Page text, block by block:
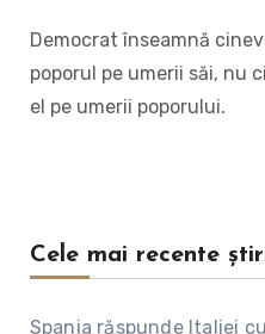
Democrat înseamnă
poporul pe umerii săi, nu
el pe umerii poporului.
Cele mai recente
Spania răspunde Italiei